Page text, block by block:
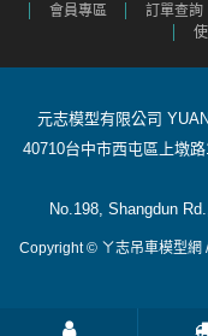
會員專區
訂單查詢
元志模型有限公司
40710台中市西屯區上墩
No.198, Shangdun
Copyright © ㄚ志吊車模型網